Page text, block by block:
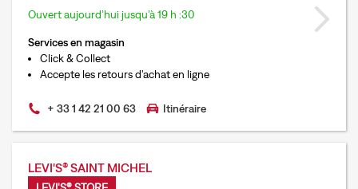
Ouvert aujourd’hui jusqu’à 19 h :30
Services en magasin
Click & Collect
Accepte les retours d'achat en ligne
+ 33 1 42 21 00 63 Itinéraire
LEVI'S® SAINT MICHEL